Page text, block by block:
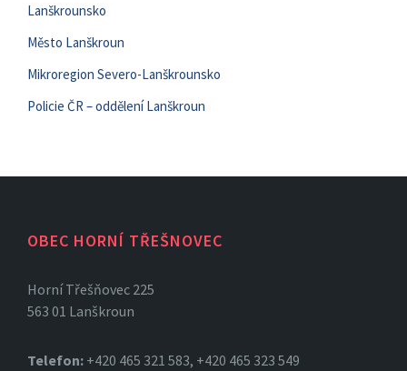
Lanškrounsko
Město Lanškroun
Mikroregion Severo-Lanškrounsko
Policie ČR – oddělení Lanškroun
OBEC HORNÍ TŘEŠNOVEC
Horní Třešňovec 225
563 01 Lanškroun
Telefon: +420 465 321 583, +420 465 323 549